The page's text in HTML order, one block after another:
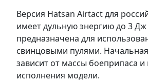
Версия Hatsan Airtact для
имеет дульную энергию до 3 Дж
предназначена для
свинцовыми пулями.
зависит от массы боеприпаса и
исполнения модели.